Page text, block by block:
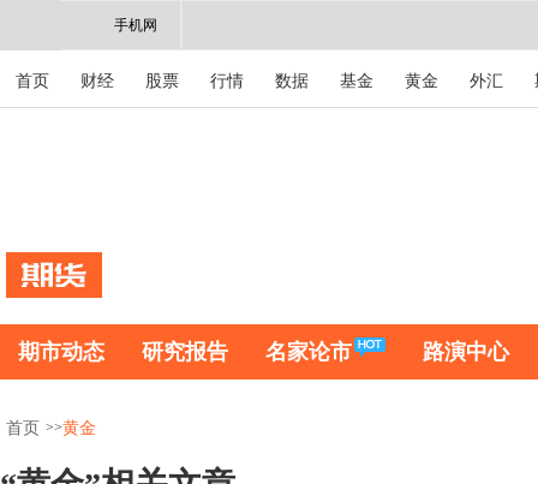
手机网
首页 财经 股票 行情 数据 基金 黄金 外汇
期市动态 研究报告 名家论市 路演中心
首页 >>黄金